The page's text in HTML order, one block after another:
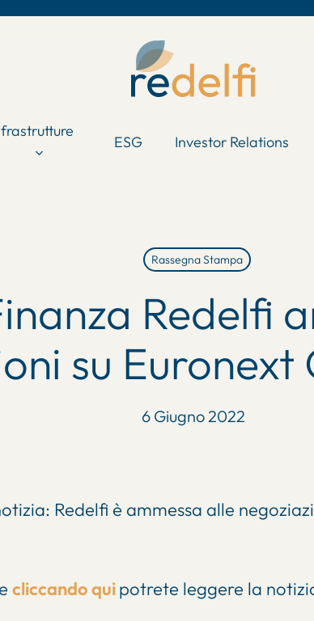
ESG Investor Relations
Rassegna Stampa
Redelfi
su
6 Giugno 2022
Redelfi è ammessa alle
cliccando quipotrete leggere la